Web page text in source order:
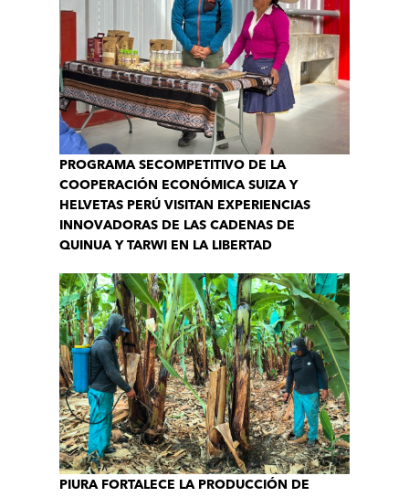
PROGRAMA SECOMPETITIVO DE LA
COOPERACIÓN ECONÓMICA SUIZA Y
HELVETAS PERÚ VISITAN EXPERIENCIAS
INNOVADORAS DE LAS CADENAS DE
QUINUA Y TARWI EN LA LIBERTAD
PIURA FORTALECE LA PRODUCCIÓN DE